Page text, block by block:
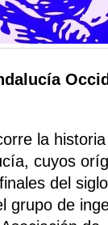
la
cuyos
del
grupo de